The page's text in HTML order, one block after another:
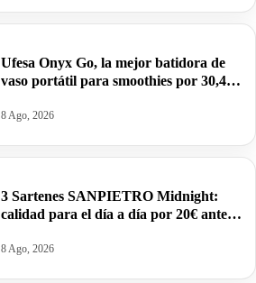
Ufesa Onyx Go, la mejor batidora de
vaso portátil para smoothies por 30,41€
8 Ago, 2026
3 Sartenes SANPIETRO Midnight:
calidad para el día a día por 20€ antes
8 Ago, 2026